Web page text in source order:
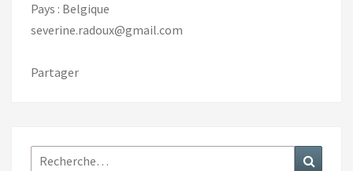
Pays : Belgique
severine.radoux@gmail.com
Partager
Rechercher :